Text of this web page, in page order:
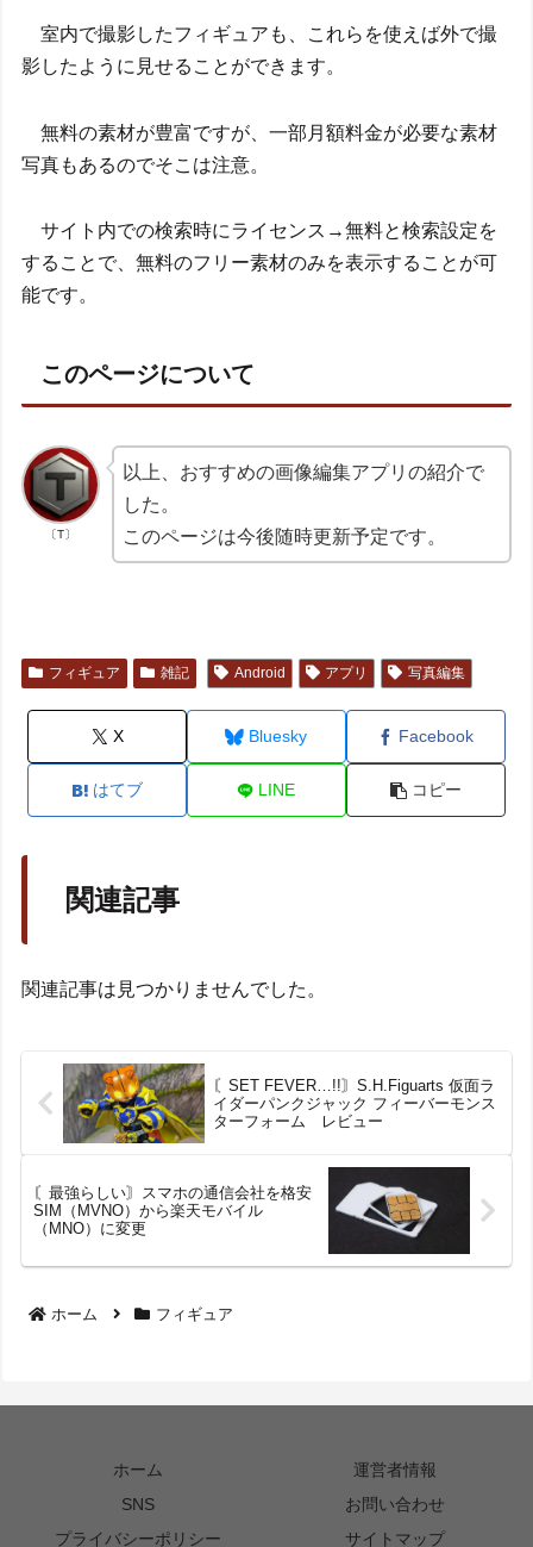
室内で撮影したフィギュアも、これらを使えば外で撮
影したように見せることができます。
無料の素材が豊富ですが、一部月額料金が必要な素材
写真もあるのでそこは注意。
サイト内での検索時にライセンス→無料と検索設定を
することで、無料のフリー素材のみを表示することが可
能です。
このページについて
〔T〕
以上、おすすめの画像編集アプリの紹介で
した。
このページは今後随時更新予定です。
フィギュア 雑記 Android アプリ 写真編集
X Bluesky Facebook
はてブ LINE コピー
関連記事
関連記事は見つかりませんでした。
〘SET FEVER…!!〙S.H.Figuarts 仮面ラ
イダーパンクジャック フィーバーモンス
ターフォーム レビュー
〘最強らしい〙スマホの通信会社を格安
SIM（MVNO）から楽天モバイル
（MNO）に変更
ホーム フィギュア
ホーム
運営者情報
SNS
お問い合わせ
プライバシーポリシー
サイトマップ